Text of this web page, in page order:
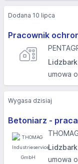
Pracownik
umowa
Dodana 10 lipca
Betoniarz -
umowa
Wygasa dzisiaj